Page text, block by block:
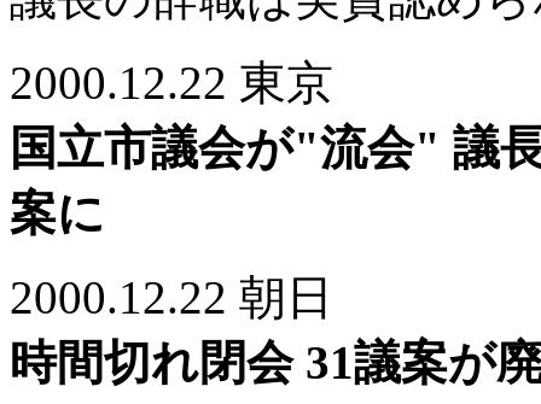
2000.12.22 東京
国立市議会が"流会" 議
案に
2000.12.22 朝日
時間切れ閉会 31議案が